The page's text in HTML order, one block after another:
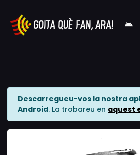
Descarregueu-vos la nostra
Android. La trobareu en aquest